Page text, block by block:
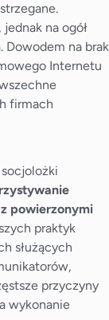
na ogół
Dowodem na brak
Internetu
firmach
powierzonymi
praktyk
służących
przyczyny
wykonanie